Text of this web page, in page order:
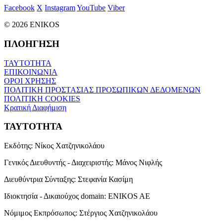
Facebook X InstagramYouTube Viber
© 2026 ENIKOS
ΠΛΟΗΓΗΣΗ
ΤΑΥΤΟΤΗΤΑ
ΕΠΙΚΟΙΝΩΝΙΑ
ΟΡΟΙ ΧΡΗΣΗΣ
ΠΟΛΙΤΙΚΗ ΠΡΟΣΤΑΣΙΑΣ ΠΡΟΣΩΠΙΚΩΝ ΔΕΔΟΜΕΝΩΝ
ΠΟΛΙΤΙΚΗ COOKIES
Κρατική Διαφήμιση
ΤΑΥΤΟΤΗΤΑ
Εκδότης: Νίκος Χατζηνικολάου
Γενικός Διευθυντής - Διαχειριστής: Μάνος Νιφλής
Διευθύντρια Σύνταξης: Στεφανία Κασίμη
Ιδιοκτησία - Δικαιούχος domain: ENIKOS AE
Νόμιμος Εκπρόσωπος: Στέργιος Χατζηνικολάου